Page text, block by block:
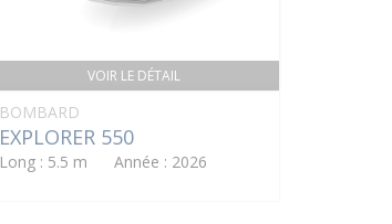
VOIR LE DÉTAIL
BOMBARD
EXPLORER 550
Long : 5.5 m Année : 2026